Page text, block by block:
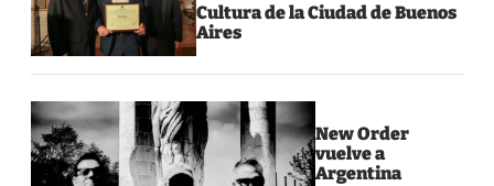
Cultura de la Ciudad de Buenos
Aires
New Order
vuelve a
Argentina